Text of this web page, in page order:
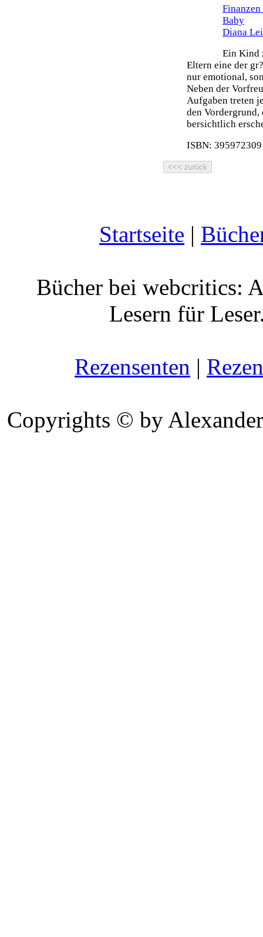
Baby
Diana
Ein Kind
Eltern eine der
nur emotional,
Neben der
Aufgaben treten
den
bersichtlich
ISBN:
Startseite |
Bücher bei webcritics:
Lesern für
Rezensenten |
Copyrights © by